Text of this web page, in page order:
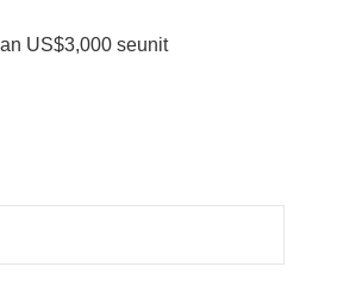
US$3,000 seunit